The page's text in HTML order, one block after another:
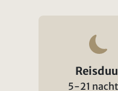
5-21